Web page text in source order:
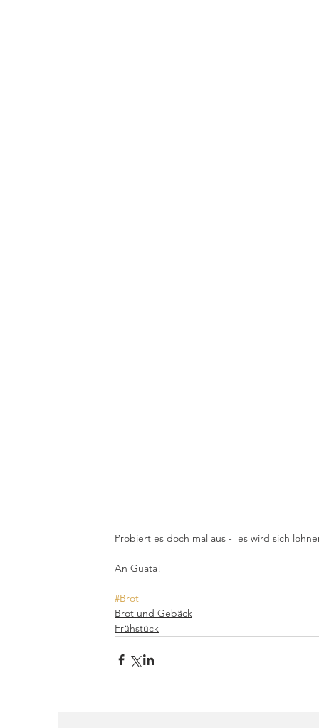
Probiert es doch mal aus -  es wird sich
An Guata!
#Brot
Brot und Gebäck
Frühstück